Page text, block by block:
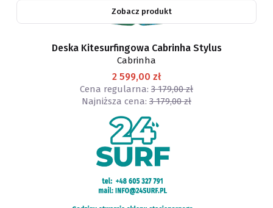
Zobacz produkt
Deska Kitesurfingowa Cabrinha Stylus
Cabrinha
2 599,00 zł
Cena regularna: 3 179,00 zł
Najniższa cena: 3 179,00 zł